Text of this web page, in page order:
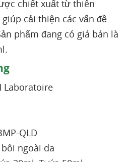
chiết xuất từ thiên
cải thiện các vấn đề
phẩm đang có giá bán là
Laboratoire
QLD
ngoài da